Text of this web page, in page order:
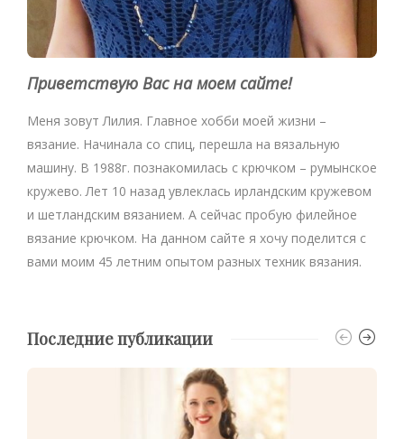
Приветствую Вас на моем сайте!
Меня зовут Лилия. Главное хобби моей жизни –
вязание. Начинала со спиц, перешла на вязальную
машину. В 1988г. познакомилась с крючком – румынское
кружево. Лет 10 назад увлеклась ирландским кружевом
и шетландским вязанием. А сейчас пробую филейное
вязание крючком. На данном сайте я хочу поделится с
вами моим 45 летним опытом разных техник вязания.
Последние публикации